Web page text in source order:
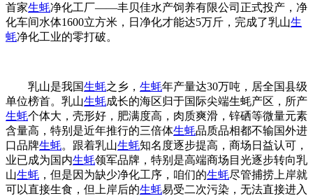
首家生蚝净化工厂——丰贝佳水产饲养有限公司正式投产，净
化车间水体1600立方米，日净化才能达5万斤，完成了乳山生
蚝净化工业的零打破。
乳山是我国生蚝之乡， 生蚝年产量达30万吨，居全国县级
单位榜首。乳山生蚝成长的海区归于国际尖端生蚝产区，所产
生蚝个体大，壳形好，肥满度高，肉质爽滑，锌硒等微量元素
含量高，特别是近年推行的三倍体生蚝品质品相都不输国外进
口品牌生蚝。跟着乳山生蚝知名度逐步提高，商场日益认可，
业已成为国内生蚝领军品牌，特别是高端商场目光逐步转向乳
山生蚝 ，但是因为缺少净化工序，咱们的生蚝尽管捕捞上岸就
可以直接生食，但上岸后的生蚝易受二次污染，无法直接进入